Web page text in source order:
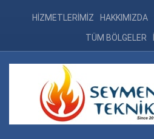
HİZMETLERİMİZ HAKKIMIZDA
TÜM BÖLGELER